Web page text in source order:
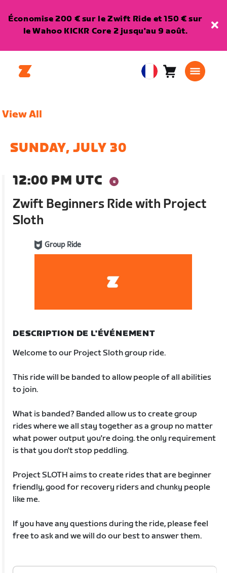
Économise 200 € sur le Zwift Ride et 150 € sur
le Wahoo KICKR Core 2 jusqu'au 9 août.
EuropeanPanier0
View All
SUNDAY, JULY 30
12:00 PM UTC
Zwift Beginners Ride with Project
Sloth
Group Ride
DESCRIPTION DE L'ÉVÉNEMENT
Welcome to our Project Sloth group ride.
This ride will be banded to allow people of all abilities
to join.
What is banded? Banded allow us to create group
rides where we all stay together as a group no matter
what power output you're doing. the only requirement
is that you don't stop peddling.
Project SLOTH aims to create rides that are beginner
friendly, good for recovery riders and chunky people
like me.
If you have any questions during the ride, please feel
free to ask and we will do our best to answer them.